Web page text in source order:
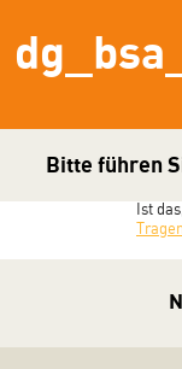
Bitte führen
Ist